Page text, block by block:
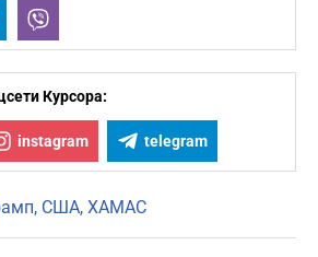
Telegram
Курсора:
instagram telegram
США ХАМАС